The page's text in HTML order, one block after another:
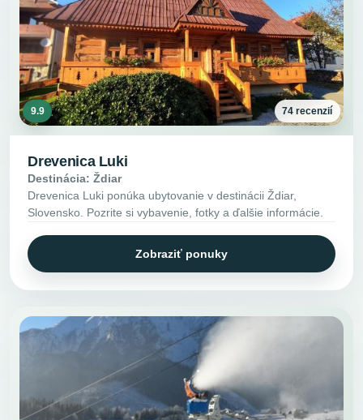
9.9 74 recenzií
Drevenica Luki
Destinácia: Ždiar
Drevenica Luki ponúka ubytovanie v destinácii Ždiar,
Slovensko. Pozrite si vybavenie, fotky a ďalšie informácie.
Zobraziť ponuky